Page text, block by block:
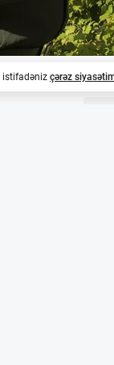
istifadəniz çərəz